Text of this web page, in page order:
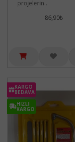
projelerin..
86,90₺
KARGO
BEDAVA
HIZLI
KARGO